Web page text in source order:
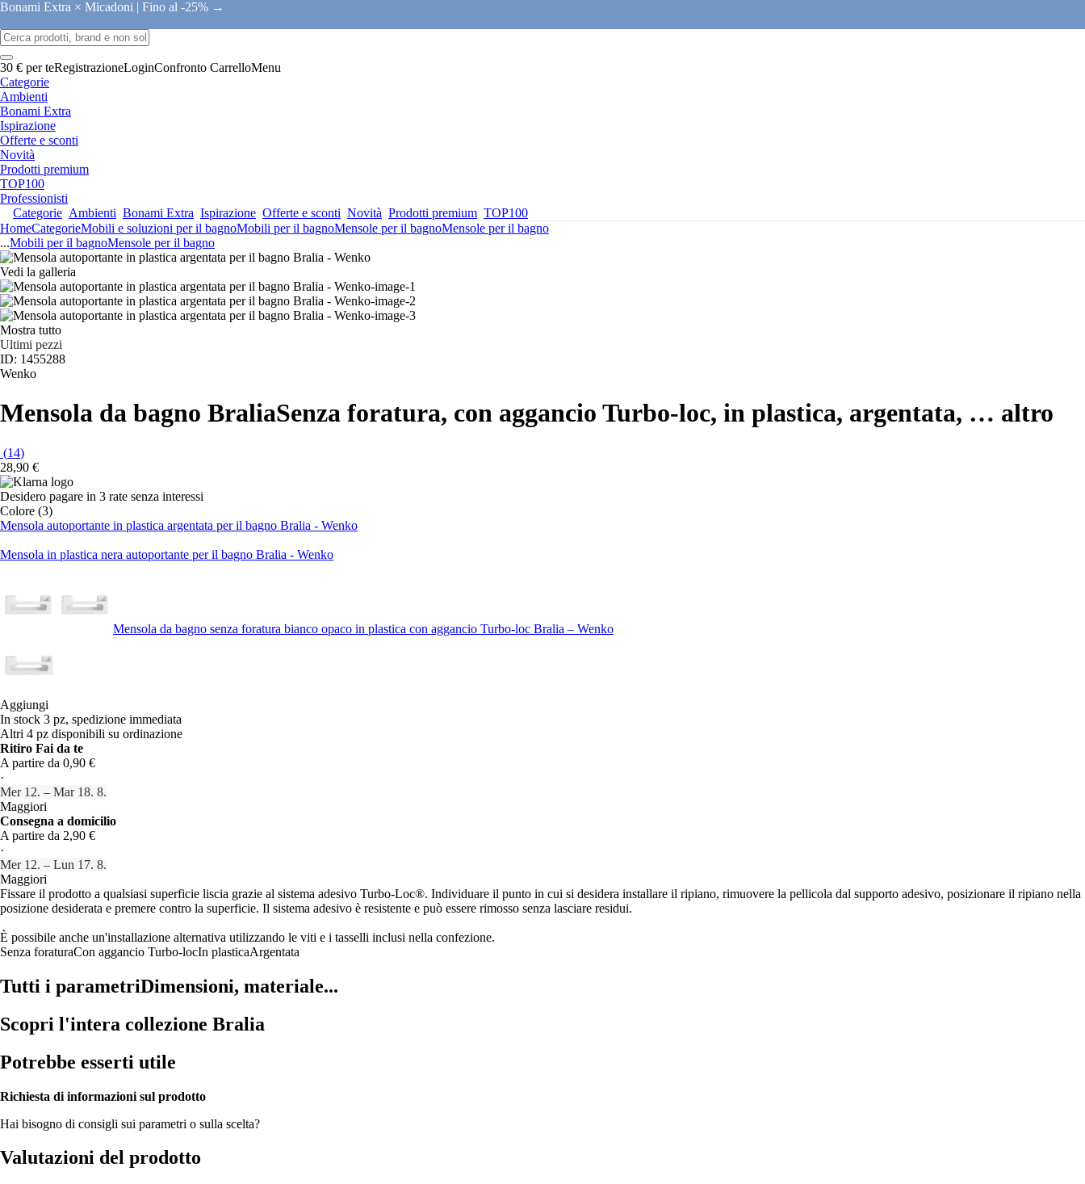
Bonami Extra × Micadoni | Fino al -25% →
30 € per teRegistrazioneLoginConfronto CarrelloMenu
Categorie
Ambienti
Bonami Extra
Ispirazione
Offerte e sconti
Novità
Prodotti premium
TOP100
Professionisti
Categorie Ambienti Bonami Extra Ispirazione Offerte e sconti Novità Prodotti premium TOP100
HomeCategorieMobili e soluzioni per il bagnoMobili per il bagnoMensole per il bagnoMensole per il bagno
...Mobili per il bagnoMensole per il bagno
Vedi la galleria
Mostra tutto
Ultimi pezzi
ID: 1455288
Wenko
Mensola da bagno BraliaSenza foratura, con aggancio Turbo-loc, in plastica, argentata, … altro
(14)
28,90 €
Desidero pagare in 3 rate senza interessi
Colore (3)
Mensola autoportante in plastica argentata per il bagno Bralia - Wenko
Mensola in plastica nera autoportante per il bagno Bralia - Wenko
Mensola da bagno senza foratura bianco opaco in plastica con aggancio Turbo-loc Bralia – Wenko
Aggiungi
In stock 3 pz, spedizione immediata
Altri 4 pz disponibili su ordinazione
Ritiro Fai da te
A partire da 0,90 €
·
Mer 12. – Mar 18. 8.
Maggiori
Consegna a domicilio
A partire da 2,90 €
·
Mer 12. – Lun 17. 8.
Maggiori
Fissare il prodotto a qualsiasi superficie liscia grazie al sistema adesivo Turbo-Loc®. Individuare il punto in cui si desidera installare il ripiano, rimuovere la pellicola dal supporto adesivo, posizionare il ripiano nella
posizione desiderata e premere contro la superficie. Il sistema adesivo è resistente e può essere rimosso senza lasciare residui.
È possibile anche un'installazione alternativa utilizzando le viti e i tasselli inclusi nella confezione.
Senza foraturaCon aggancio Turbo-locIn plasticaArgentata
Tutti i parametriDimensioni, materiale...
Scopri l'intera collezione Bralia
Potrebbe esserti utile
Richiesta di informazioni sul prodotto
Hai bisogno di consigli sui parametri o sulla scelta?
Valutazioni del prodotto